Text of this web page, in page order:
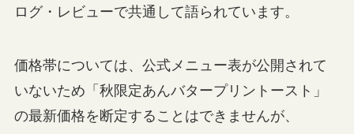
ログ・レビューで共通して語られています。
価格帯については、公式メニュー表が公開されて
いないため「秋限定あんバタープリントースト」
の最新価格を断定することはできませんが、